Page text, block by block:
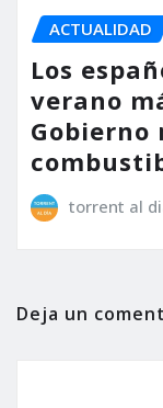
ACTUALIDAD
Los
verano
Gobierno
torrent al
Deja un